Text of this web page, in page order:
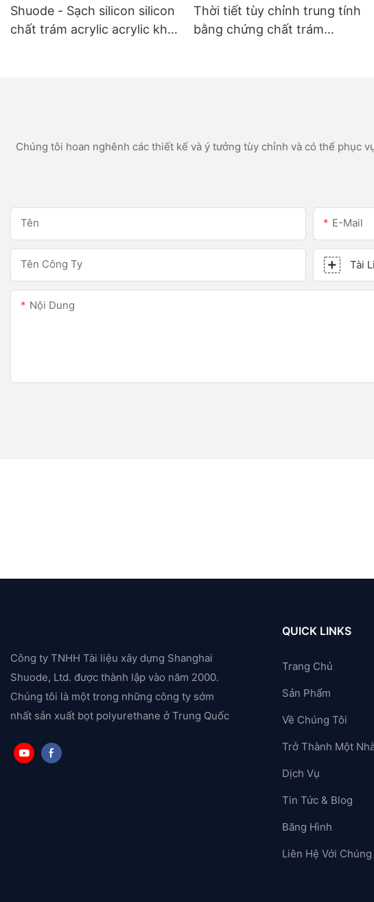
Shuode - Sạch silicon silicon
chất trám acrylic acrylic khô
Thời tiết tùy chỉnh trung tính
bằng chứng chất trám
Chúng tôi hoan nghênh các thiết kế và ý tưởng tùy chỉnh và có thể
Tên E-Mail
Tên Công Ty Tài
Nội Dung
Công ty TNHH Tài liệu xây dựng Shanghai
Shuode, Ltd. được thành lập vào năm 2000.
Chúng tôi là một trong những công ty sớm
nhất sản xuất bọt polyurethane ở Trung Quốc
QUICK LINKS
Trang Chủ
Sản Phẩm
Về Chúng Tôi
Trở Thành Một
Dịch Vụ
Tin Tức & Blog
Băng Hình
Liên Hệ Với Chúng